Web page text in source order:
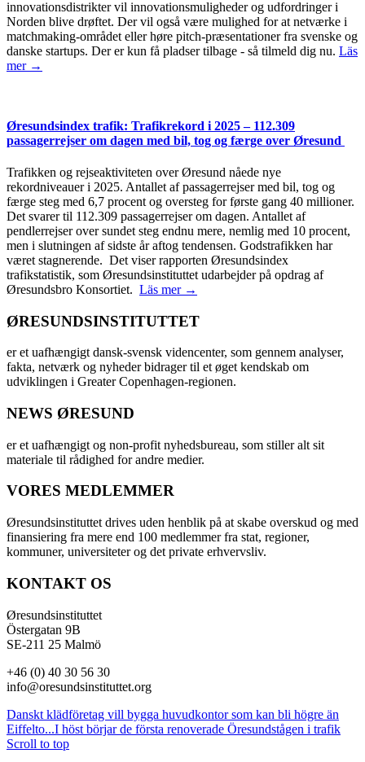
innovationsdistrikter vil innovationsmuligheder og udfordringer i
Norden blive drøftet. Der vil også være mulighed for at netværke i
matchmaking-området eller høre pitch-præsentationer fra svenske og
danske startups. Der er kun få pladser tilbage - så tilmeld dig nu. Läs
mer →
Øresundsindex trafik: Trafikrekord i 2025 – 112.309
passagerrejser om dagen med bil, tog og færge over Øresund
Trafikken og rejseaktiviteten over Øresund nåede nye
rekordniveauer i 2025. Antallet af passagerrejser med bil, tog og
færge steg med 6,7 procent og oversteg for første gang 40 millioner.
Det svarer til 112.309 passagerrejser om dagen. Antallet af
pendlerrejser over sundet steg endnu mere, nemlig med 10 procent,
men i slutningen af sidste år aftog tendensen. Godstrafikken har
været stagnerende. Det viser rapporten Øresundsindex
trafikstatistik, som Øresundsinstituttet udarbejder på opdrag af
Øresundsbro Konsortiet. Läs mer →
ØRESUNDSINSTITUTTET
er et uafhængigt dansk-svensk videncenter, som gennem analyser,
fakta, netværk og nyheder bidrager til et øget kendskab om
udviklingen i Greater Copenhagen-regionen.
NEWS ØRESUND
er et uafhængigt og non-profit nyhedsbureau, som stiller alt sit
materiale til rådighed for andre medier.
VORES MEDLEMMER
Øresundsinstituttet drives uden henblik på at skabe overskud og med
finansiering fra mere end 100 medlemmer fra stat, regioner,
kommuner, universiteter og det private erhvervsliv.
KONTAKT OS
Øresundsinstituttet
Östergatan 9B
SE-211 25 Malmö
+46 (0) 40 30 56 30
info@oresundsinstituttet.org
Danskt klädföretag vill bygga huvudkontor som kan bli högre än
Eiffelto...I höst börjar de första renoverade Öresundstågen i trafik
Scroll to top